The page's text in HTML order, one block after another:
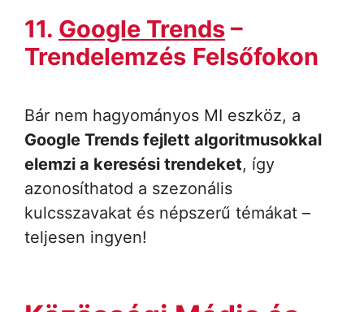
11. Google Trends –
Trendelemzés Felsőfokon
Bár nem hagyományos MI eszköz, a
Google Trends fejlett algoritmusokkal
elemzi a keresési trendeket, így
azonosíthatod a szezonális
kulcsszavakat és népszerű témákat –
teljesen ingyen!